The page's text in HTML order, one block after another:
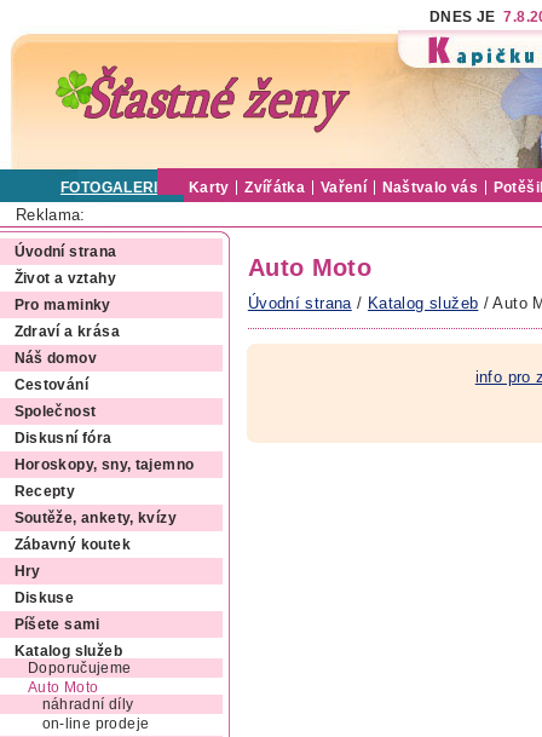
DNES JE
FOTOGALERIE Karty Zvířátka Vaření Naštvalo vás
Reklama:
Úvodní strana
Život a vztahy
Pro maminky
Zdraví a krása
Náš domov
Cestování
Společnost
Diskusní fóra
Horoskopy, sny, tajemno
Recepty
Soutěže, ankety, kvízy
Zábavný koutek
Hry
Diskuse
Píšete sami
Katalog služeb
Doporučujeme
Auto Moto
náhradní díly
on-line prodeje
Auto Moto
Úvodní strana / Katalog služeb / Auto
info pro